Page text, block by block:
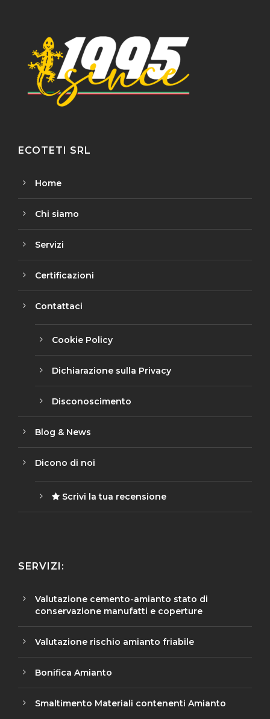
ECOTETI SRL
Home
Chi siamo
Servizi
Certificazioni
Contattaci
Cookie Policy
Dichiarazione sulla Privacy
Disconoscimento
Blog & News
Dicono di noi
Scrivi la tua recensione
SERVIZI:
Valutazione cemento-amianto stato di
conservazione manufatti e coperture
Valutazione rischio amianto friabile
Bonifica Amianto
Smaltimento Materiali contenenti Amianto